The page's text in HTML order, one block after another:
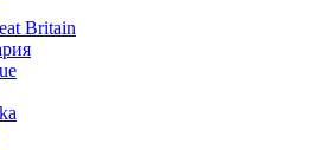
Britain